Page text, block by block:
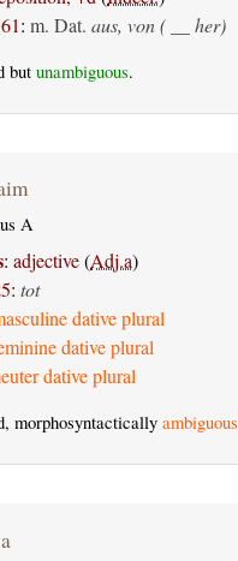
: m. Dat. aus, von ( __ her)
but unambiguous.
A
: adjective(Adj.a)
: tot
dative plural
dative plural
dative plural
morphosyntactically ambiguous